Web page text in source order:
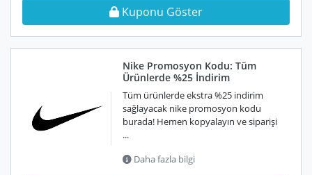
Kuponu Göster
Nike Promosyon Kodu: Tüm
Ürünlerde %25 İndirim
Tüm ürünlerde ekstra %25 indirim
sağlayacak nike promosyon kodu
burada! Hemen kopyalayın ve siparişi
...
Daha fazla bilgi